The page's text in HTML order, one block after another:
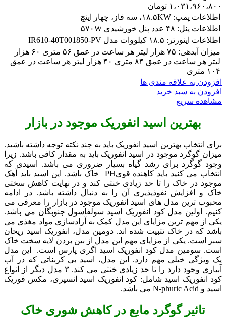
۱،۰۳۱،۹۶۰،۸۰۰ تومان
اطلاعات پمپ: ۱۸.۵KW، سه فاز، چهار اینچ
اطلاعات پنل: ۴۸ عدد پنل خورشیدی ۵۷۰W
اطلاعات اینورتر: ۱۸.۵ کیلووات مدل IR610-40T001850-PV
میزان آبدهی: ۷۵ هزار لیتر هر ساعت در عمق ۵۶ متری ۶۰ هزار
لیتر هر ساعت در عمق ۸۴ متری ۴۰ هزار لیتر هر ساعت در عمق
۱۰۴ متری
افزودن به علاقه مندی ها
افزودن به سبد خرید
مشاهده سریع
بهترین اسید انفوریک موجود در بازار
برای انتخاب بهترین اسید انفوریک باید به چند نکته توجه داشته باشید.
میزان گوگرد موجود در اسید انفوریک باید به مقدار کافی باشد. زیرا
وجود گوگرد برای رشد گیاه بسیار ضروری می باشد. اسیدی که
انتخاب می کنید باید کاهنده قویPH خاک باشد. این اسید باید آهک
موجود در خاک را تا حد زیادی خنثی کند و در نهایت کاهش سختی
خاک و افزایش نفوذپذیری آن را به دنبال داشته باشد. در ادامه
محبوب ترین مدل های اسید انفوریک موجود در بازار را معرفی می
کنیم. اولین مدل کود انفوریک اسید سولفاسول جنوبگان می باشد.
یکی از مهم ترین مزایای این مدل کمک به آزادسازی مواد مغذی می
باشد که در خاک تثبیت شده اند. دومین مدل، انفوریک اسید ریحان
سبز است. یکی از مزایای مهم این مدل از بین بردن لایه سخت خاک
است. سومین مدل کود انفوریک اسید اگری پارس است. این مدل
یک ویژگی خیلی مهم دارد. این مدل، اسید بی کربناتی که در آب
آبیاری وجود دارد را تا حد زیادی خنثی می کند. ۳ مدل دیگر از انواع
کود انفوریک اسید شامل: کود انفوریک اسید انسپری، مکس فوریک
اسید و N-phuric Acid می باشد.
تاثیر گوگرد مایع در کاهش شوری خاک